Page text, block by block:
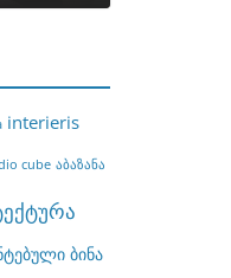
interieris
cube აბაზანა
ბინა